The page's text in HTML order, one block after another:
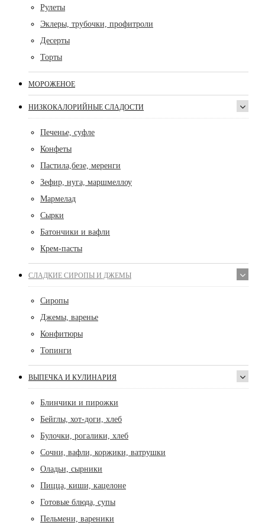
Рулеты
Эклеры, трубочки, профитроли
Десерты
Торты
МОРОЖЕНОЕ
НИЗКОКАЛОРИЙНЫЕ СЛАДОСТИ
Печенье, суфле
Конфеты
Пастила,безе, меренги
Зефир, нуга, маршмеллоу
Мармелад
Сырки
Батончики и вафли
Крем-пасты
СЛАДКИЕ СИРОПЫ И ДЖЕМЫ
Сиропы
Джемы, варенье
Конфитюры
Топинги
ВЫПЕЧКА И КУЛИНАРИЯ
Блинчики и пирожки
Бейглы, хот-доги, хлеб
Булочки, рогалики, хлеб
Сочни, вафли, коржики, ватрушки
Оладьи, сырники
Пицца, киши, кацелоне
Готовые блюда, супы
Пельмени, вареники